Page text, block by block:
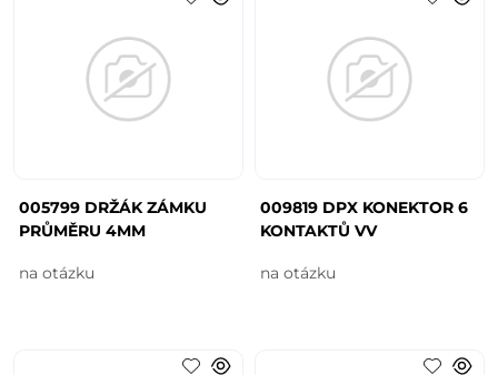
005799 DRŽÁK ZÁMKU
PRŮMĚRU 4MM
na otázku
009819 DPX KONEKTOR 6
KONTAKTŮ VV
na otázku